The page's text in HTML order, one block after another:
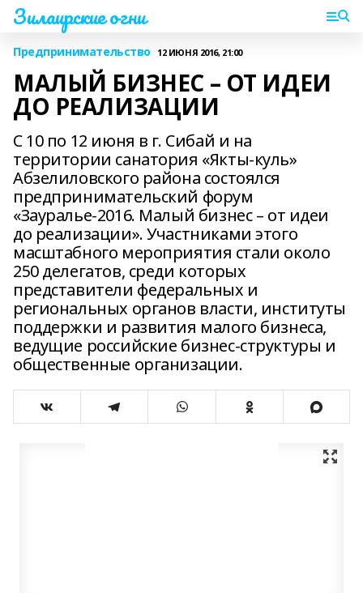
Зилаирские огни
Предпринимательство 12 ИЮНЯ 2016, 21:00
МАЛЫЙ БИЗНЕС – ОТ ИДЕИ
ДО РЕАЛИЗАЦИИ
С 10 по 12 июня в г. Сибай и на
территории санатория «Якты-куль»
Абзелиловского района состоялся
предпринимательский форум
«Зауралье-2016. Малый бизнес – от идеи
до реализации». Участниками этого
масштабного мероприятия стали около
250 делегатов, среди которых
представители федеральных и
региональных органов власти, институты
поддержки и развития малого бизнеса,
ведущие российские бизнес-структуры и
общественные организации.